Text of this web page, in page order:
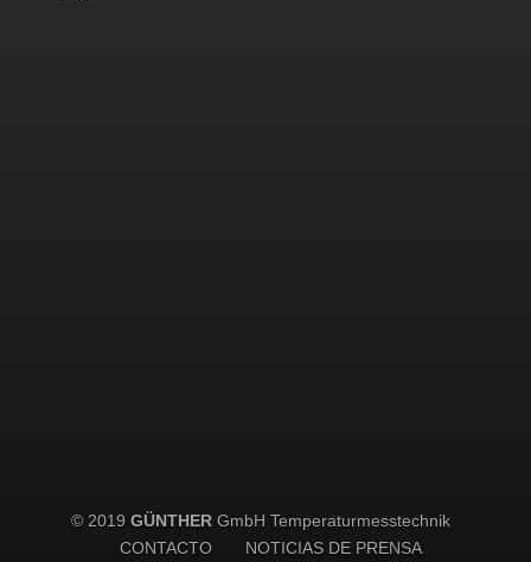
© 2019 GÜNTHER GmbH Temperaturmesstechnik
CONTACTO
NOTICIAS DE PRENSA